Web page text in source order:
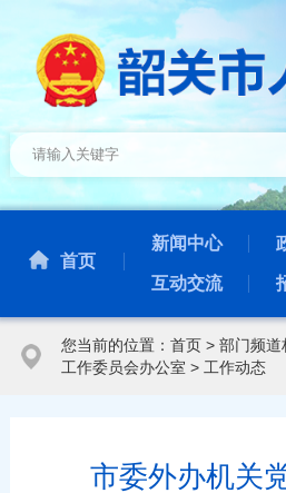
首页
新闻中心
互动交流
您当前的位置： 首页> 部门频道
工作委员会办公室 > 工作动态
市委外办机关